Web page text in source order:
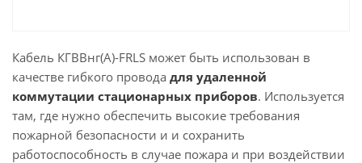
Кабель КГВВнг(А)-FRLS может быть использован в
качестве гибкого провода для удаленной
коммутации стационарных приборов. Используется
там, где нужно обеспечить высокие требования
пожарной безопасности и и сохранить
работоспособность в случае пожара и при воздействии